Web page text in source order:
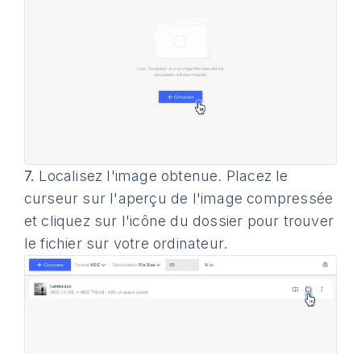
7. Localisez l'image obtenue. Placez le
curseur sur l'aperçu de l'image compressée
et cliquez sur l'icône du dossier pour trouver
le fichier sur votre ordinateur.